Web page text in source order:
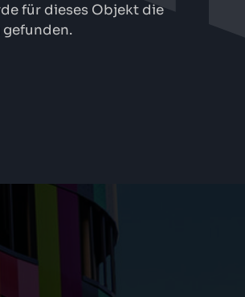
für dieses Objekt die